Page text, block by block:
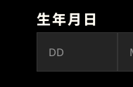
生年月日